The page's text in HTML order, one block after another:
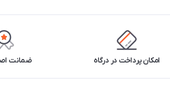
امکان پرداخت در درگاه ضمانت